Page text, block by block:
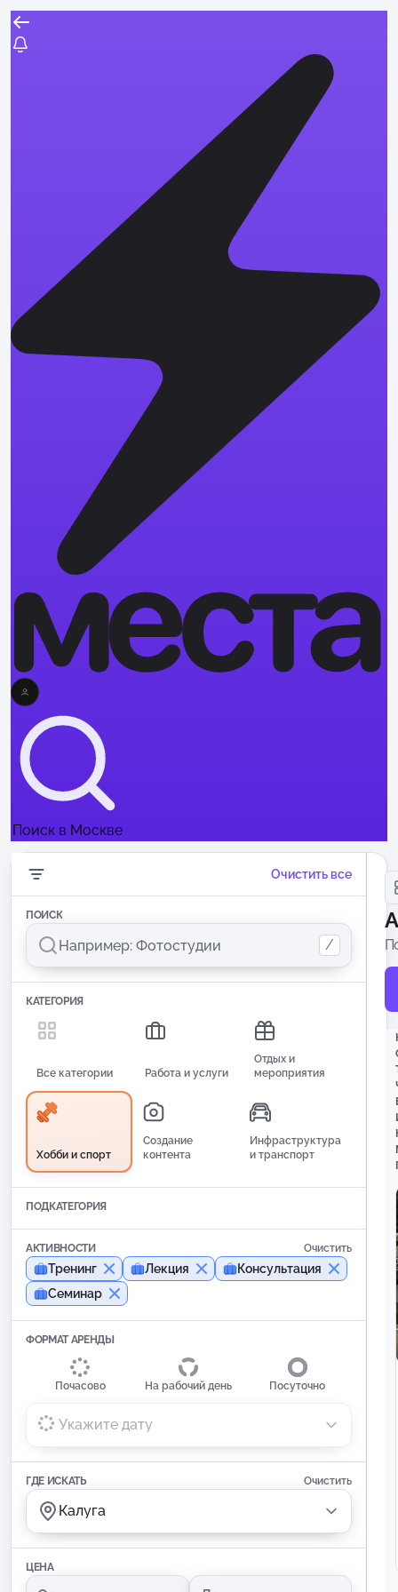
Поиск в Москве
Очистить все
ПОИСК
/
КАТЕГОРИЯ
Все категории Работа и услуги
Отдых и
мероприятия
Хобби и спорт
Создание
контента
Инфраструктура
и транспорт
ПОДКАТЕГОРИЯ
АКТИВНОСТИ Очистить
Тренинг Лекция
Консультация
Семинар
ФОРМАТ АРЕНДЫ
Почасово На рабочий день Посуточно
Укажите дату
ГДЕ ИСКАТЬ Очистить
Калуга
ЦЕНА